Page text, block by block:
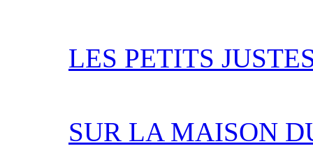
LES PETITS
SUR LA MAISON